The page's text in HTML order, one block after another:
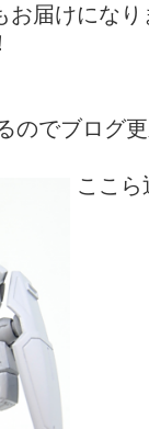
お届けにな
のでブログ
ここ